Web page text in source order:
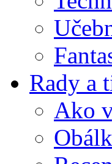
Rady a
Ako